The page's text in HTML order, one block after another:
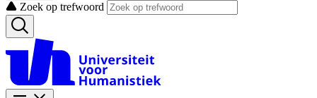
Zoek op trefwoord